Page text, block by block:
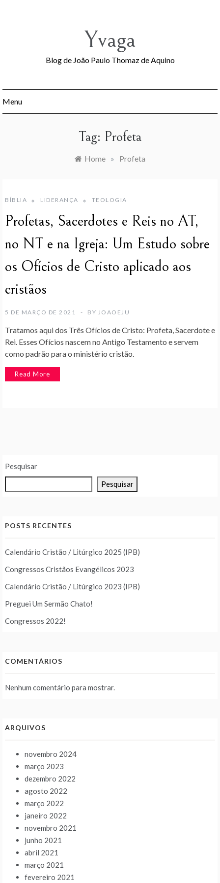
Yvaga
Blog de João Paulo Thomaz de Aquino
Menu
Tag: Profeta
Home » Profeta
BÍBLIA LIDERANÇA TEOLOGIA
Profetas, Sacerdotes e Reis no AT,
no NT e na Igreja: Um Estudo sobre
os Ofícios de Cristo aplicado aos
cristãos
5 DE MARÇO DE 2021 BY JOAOEJU
Tratamos aqui dos Três Ofícios de Cristo: Profeta, Sacerdote e
Rei. Esses Ofícios nascem no Antigo Testamento e servem
como padrão para o ministério cristão.
Read More
Pesquisar
Pesquisar
POSTS RECENTES
Calendário Cristão / Litúrgico 2025 (IPB)
Congressos Cristãos Evangélicos 2023
Calendário Cristão / Litúrgico 2023 (IPB)
Preguei Um Sermão Chato!
Congressos 2022!
COMENTÁRIOS
Nenhum comentário para mostrar.
ARQUIVOS
novembro 2024
março 2023
dezembro 2022
agosto 2022
março 2022
janeiro 2022
novembro 2021
junho 2021
abril 2021
março 2021
fevereiro 2021